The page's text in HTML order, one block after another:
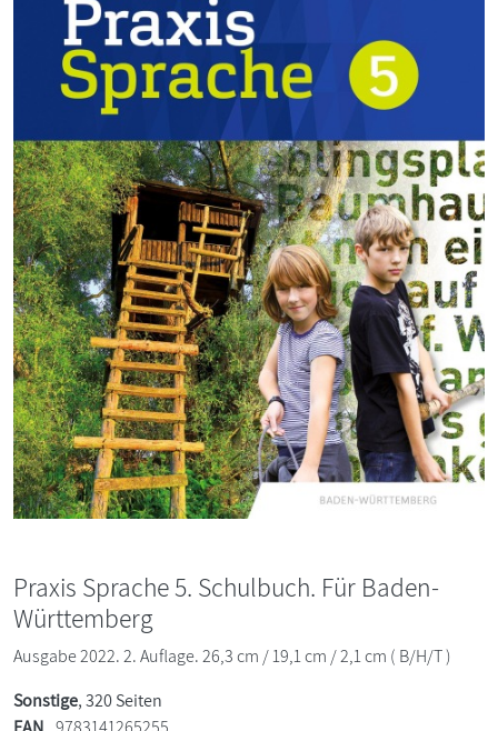
Praxis Sprache 5. Schulbuch. Für Baden-
Württemberg
Ausgabe 2022. 2. Auflage. 26,3 cm / 19,1 cm / 2,1 cm ( B/H/T )
Sonstige, 320 Seiten